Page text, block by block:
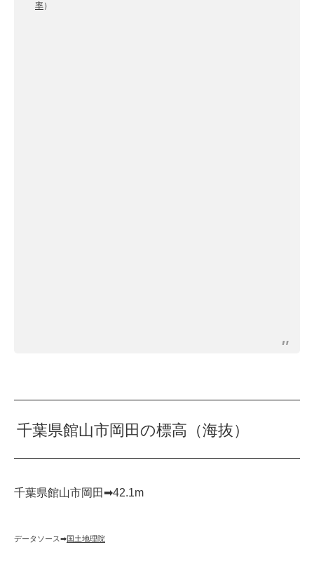
率）
千葉県館山市岡田の標高（海抜）
千葉県館山市岡田➡︎42.1m
データソース➡︎国土地理院